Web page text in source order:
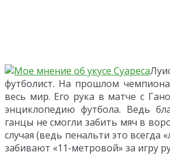
футболист. На прошлом
весь мир. Его рука в матче с
энциклопедию футбола. Ведь
ганцы не смогли забить мяч в
случая (ведь пенальти это всегда
забивают «11-метровой» за игру